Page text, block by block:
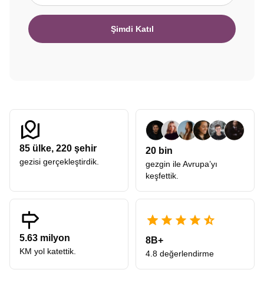
Şimdi Katıl
85 ülke, 220 şehir
gezisi gerçekleştirdik.
20 bin
gezgin ile Avrupa’yı
keşfettik.
5.63 milyon
KM yol katettik.
8B+
4.8 değerlendirme